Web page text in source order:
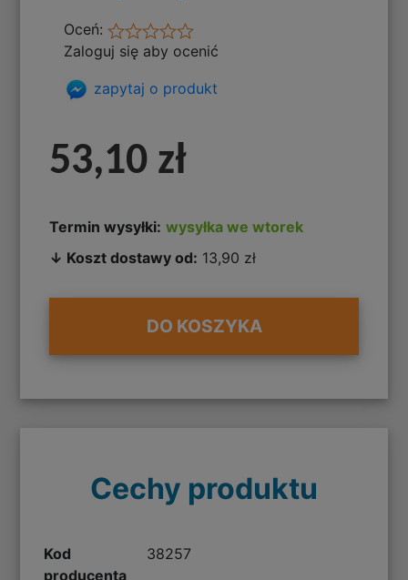
Oceń:
Zaloguj się aby ocenić
zapytaj o produkt
53,10 zł
Termin wysyłki: wysyłka we wtorek
↓ Koszt dostawy od: 13,90 zł
DO KOSZYKA
Cechy produktu
Kod
producenta
38257